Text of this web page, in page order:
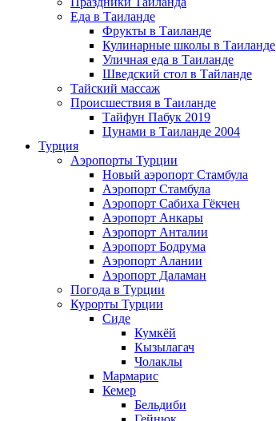
Еда в Таиланде
Фрукты в Таиланде
Кулинарные школы в Таиланде
Уличная еда в Таиланде
Шведский стол в Тайланде
Тайский массаж
Происшествия в Таиланде
Тайфун Пабук 2019
Цунами в Таиланде 2004
Турция
Аэропорты Турции
Новый аэропорт Стамбула
Аэропорт Стамбула
Аэропорт Сабиха Гёкчен
Аэропорт Анкары
Аэропорт Анталии
Аэропорт Бодрума
Аэропорт Алании
Аэропорт Даламан
Погода в Турции
Курорты Турции
Сиде
Кумкёй
Кызылагач
Чолаклы
Мармарис
Кемер
Бельдиби